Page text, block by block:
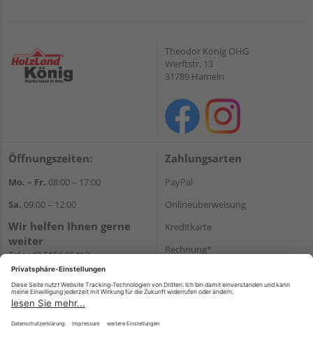
Theodor König OHG
Werftstr. 13
31789 Hameln
Öffnungszeiten:
Mo. – Fr. 08:00 – 17:00
Sa. 09:00 – 12:00
Wir helfen Ihnen gerne
weiter
Tel.:+49 5151 95410
E-Mail:shop@holzland-koenig.de
Zahlungsarten
PayPal
Onlineüberweisung
Kreditkarte
Rechnung*
Versand